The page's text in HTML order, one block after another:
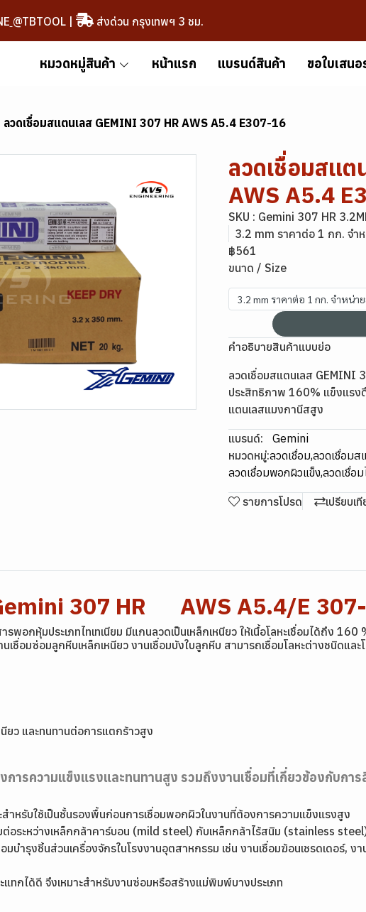
@TBTOOL| ส่งด่วน กรุงเทพฯ 3 ชม.
หมวดหมู่สินค้า หน้าแรก แบรนด์สินค้า ขอใบเสนอ
ลวดเชื่อมสแตนเลส GEMINI 307 HR AWS A5.4 E307-16
ลวดเชื่อมสแต
AWS A5.4
SKU : Gemini 307 HR
3.2 mm ราคาต่อ 1 กก. จำ
฿561
ขนาด / Size
3.2 mm ราคาต่อ 1 กก. จำหน่า
คำอธิบายสินค้าแบบย่อ
ลวดเชื่อมสแตนเลส
ประสิทธิภาพ 160% แข็งแรง
แตนเลสแมงกานีสสูง
แบรนด์:
Gemini
หมวดหมู่:ลวดเชื่อม,ลวดเชื่อมส
ลวดเชื่อมพอกผิวแข็ง,ลวดเชื่อ
รายการโปรด เปรียบเ
307 HR AWS A5.4/E
พอกหุ้มประเภทไทเทเนียม มีแกนลวดเป็นเหล็กเหนียว ให้เนื้อโลหะเชื่อมได้ถึง
นเชื่อมซ่อมลูกหีบเหล็กเหนียว งานเชื่อมบังใบลูกหีบ สามารถเชื่อมโลหะต่างชนิดแล
นียว และทนทานต่อการแตกร้าวสูง
การความแข็งแรงและทนทานสูง รวมถึงงานเชื่อมที่เกี่ยวข้องกับกา
ำหรับใช้เป็นชั้นรองพื้นก่อนการเชื่อมพอกผิวในงานที่ต้องการความแข็งแรงสูง
ต่อระหว่างเหล็กกล้าคาร์บอน (mild steel) กับเหล็กกล้าไร้สนิม (stainless
บำรุงชิ้นส่วนเครื่องจักรในโรงงานอุตสาหกรรม เช่น งานเชื่อมฆ้อนเชรดเดอร์, ง
ทกได้ดี จึงเหมาะสำหรับงานซ่อมหรือสร้างแม่พิมพ์บางประเภท